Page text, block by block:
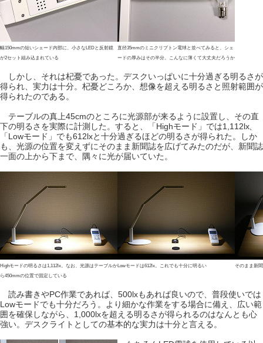
幅150mmの短いシェード内部に、小さなLEDと反射鏡
が2セット組み込まれている
直径35mmのミニクリプトン電球と並べてみると、シェ
ードの厚みはその半分。こんなに薄くて大丈夫だろうか
しかし、それは杞憂であった。デスクいっぱいに十分過ぎる明るさが
得られ、実力は十分。杞憂どころか、想像を超える明るさと照射範囲が
得られたのである。
テーブルの真上45cmのところに光源部が来るように設置し、その直
下の明るさを実際に計測した。すると、「Highモード」では1,112lx、
「Lowモード」でも612lxと十分過ぎるほどの明るさが得られた。しか
も、光源の位置を変えずにそのまま新聞誌を広げてみたのだが、新聞誌
一面の上から下まで、隅々に光が届いていた。
Highモードの明るさは1,112lx。なお、光源はテーブルか
ら450mmの位置で固定している
Lowモードは612lx。これでも十分に明るい そのまま新
読み書きやPC作業であれば、500lxもあれば良いので、普段使いでは
Lowモードでも十分だろう。より細かな作業をする場合に備え、広い範
囲を確保しながら、1,000lxを超える明るさが得られるのはなんとも心
強い。デスクライトとしての基本的な実力は十分と言える。